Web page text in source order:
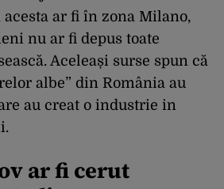
ar fi în zona Milano,
nu ar fi depus toate
Aceleași surse spun că
albe” din România au
au creat o industrie in
ar fi cerut